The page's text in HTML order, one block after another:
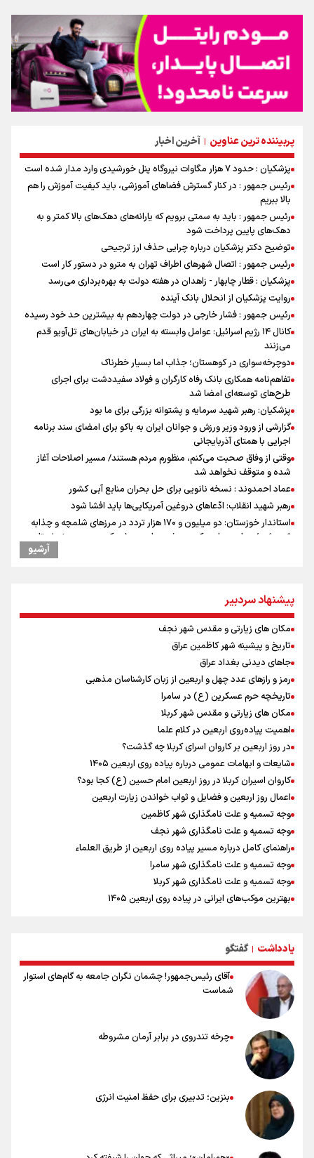
پربیننده ترین عناوین | آخرین اخبار
پزشکیان : حدود ۷ هزار مگاوات نیروگاه پنل خورشیدی وارد مدار شده است
رئیس جمهور : در کنار گسترش فضاهای آموزشی، باید کیفیت آموزش را هم
بالا ببریم
رئیس جمهور : باید به سمتی برویم که یارانه‌های دهک‌های بالا کمتر و به
دهک‌های پایین پرداخت شود
توضیح دکتر پزشکیان درباره چرایی حذف ارز ترجیحی
رئیس جمهور : اتصال شهرهای اطراف تهران به مترو در دستور کار است
پزشکیان : قطار چابهار - زاهدان در هفته دولت به بهره‌برداری می‌رسد
روایت پزشکیان از انحلال بانک آینده
رئیس جمهور : فشار خارجی در دولت چهاردهم به بیشترین حد خود رسیده
کانال ۱۴ رژیم اسرائیل: عوامل وابسته به ایران در خیابان‌های تل‌آویو قدم
می‌زنند
دوچرخه‌سواری در کوهستان؛ جذاب اما بسیار خطرناک
تفاهم‌نامه همکاری بانک رفاه کارگران و فولاد سفیددشت برای اجرای
طرح‌های توسعه‌ای امضا شد
پزشکیان: رهبر شهید سرمایه و پشتوانه بزرگی برای ما بود
گزارشی از ورود وزیر ورزش و جوانان ایران به باکو برای امضای سند برنامه
اجرایی با همتای آذربایجانی
وقتی از وفاق صحبت می‌کنم، منظورم مردم هستند/ مسیر اصلاحات آغاز
شده و متوقف نخواهد شد
عماد احمدوند : نسخه نانویی برای حل بحران منابع آبی کشور
رهبر شهید انقلاب: ادّعاهای دروغین آمریکایی‌ها باید افشا شود
استاندار خوزستان: دو میلیون و ۱۷۰ هزار تردد در مرزهای شلمچه و چذابه
ثبت شد / برپایی هزار موکب در خوزستان و ۱۰۰ موکب در مسیر نجف تا
جابجایی مرکز ثقل اقتصاد جهان انجام شد/ فرصت طلایی برای اقتصاد
ایران +نمودار
امیررضا غلامی، ملی پوش تکواندو : تمرکزم روی مسابقات پاکستان است نه
بازی های آسیایی
کانادا دو مظنون تیراندازی در نزدیکی کنسولگری آمریکا را بازداشت کرد
رادین زینالی، ملی پوش تکواندو : قدم به قدم تلاش می کنم تا به طلای
المپیک برسم
نصیری: امیدوارم با خوشرنگ‌ترین مدال‌ها به ایران برگردیم/ حضور شهاب
حسینی در اردو به تیم انگیزه می‌دهد/ امیدوارم پرسپولیس فصل موفقی
داشته باشد
اردوی تیم ملی تکواندو
دانیال شه‌بخش: اردوی ازبکستان کیفیت فنی تیم ملی را بالا برد/ برای
مدال ناگویا باید قهرمانان جهان و المپیک را شکست دهیم
آرشیو
پیشنهاد سردبیر
مکان های زیارتی و مقدس شهر نجف
تاریخ و پیشینه شهر کاظمین عراق
جاهای دیدنی بغداد عراق
رمز و رازهای عدد چهل و اربعین از زبان کارشناسان مذهبی
تاریخچه حرم عسکرین (ع) در سامرا
مکان های زیارتی و مقدس شهر کربلا
اهمیت پیاده‌روی اربعین در کلام علما
در روز اربعین بر کاروان اسرای کربلا چه گذشت؟
شایعات و ابهامات عمومی درباره پیاده روی اربعین ۱۴۰۵
کاروان اسیران کربلا در روز اربعین امام حسین (ع) کجا بود؟
اعمال روز اربعین و فضایل و ثواب خواندن زیارت اربعین
وجه تسمیه و علت نامگذاری شهر کاظمین
وجه تسمیه و علت نامگذاری شهر نجف
راهنمای کامل درباره مسیر پیاده روی اربعین از طریق العلماء
وجه تسمیه و علت نامگذاری شهر سامرا
وجه تسمیه و علت نامگذاری شهر کربلا
بهترین موکب‌های ایرانی در پیاده روی اربعین ۱۴۰۵
۲۰ نکته دوستانه درباره پیاده روی اربعین و عراقی ها
یادداشت | گفتگو
آقای رئیس‌جمهور! چشمان نگران جامعه به گام‌های استوار
شماست
چرخه تندروی در برابر آرمان مشروطه
بنزین؛ تدبیری برای حفظ امنیت انرژی